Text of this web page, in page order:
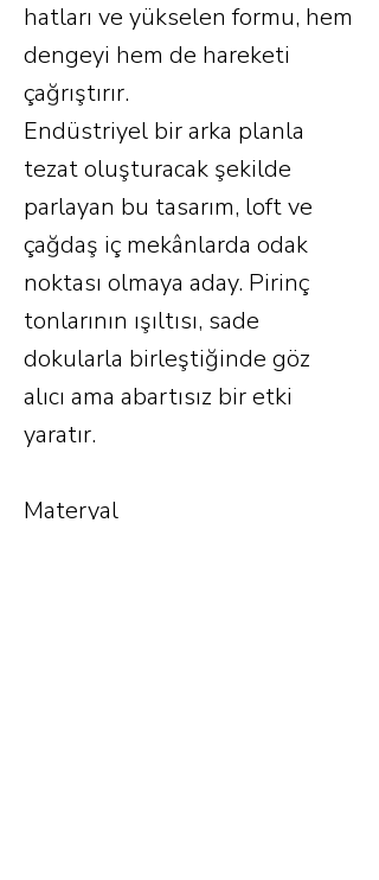
hatları ve yükselen formu, hem
dengeyi hem de hareketi
çağrıştırır.
Endüstriyel bir arka planla
tezat oluşturacak şekilde
parlayan bu tasarım, loft ve
çağdaş iç mekânlarda odak
noktası olmaya aday. Pirinç
tonlarının ışıltısı, sade
dokularla birleştiğinde göz
alıcı ama abartısız bir etki
yaratır.
Materyal